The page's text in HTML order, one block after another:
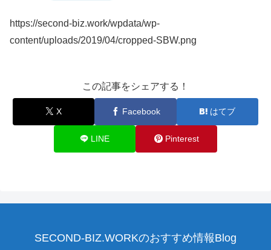
https://second-biz.work/wpdata/wp-
content/uploads/2019/04/cropped-SBW.png
この記事をシェアする！
X Facebook はてブ
LINE Pinterest
SECOND-BIZ.WORKのおすすめ情報Blog